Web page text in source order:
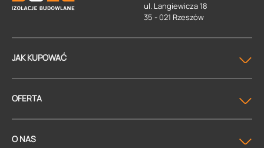
ul. Langiewicza 18
35 - 021 Rzeszów
JAK KUPOWAĆ
OFERTA
O NAS